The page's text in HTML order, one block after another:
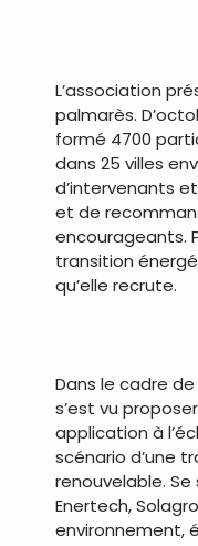
L’association
palmarès.
formé 4700
dans 25 villes
d’intervenants
et de
encourageants.
transition
qu’elle recrute.
Dans le cadre de
s’est vu
application à
scénario d’une
renouvelable.
Enertech,
environnement,